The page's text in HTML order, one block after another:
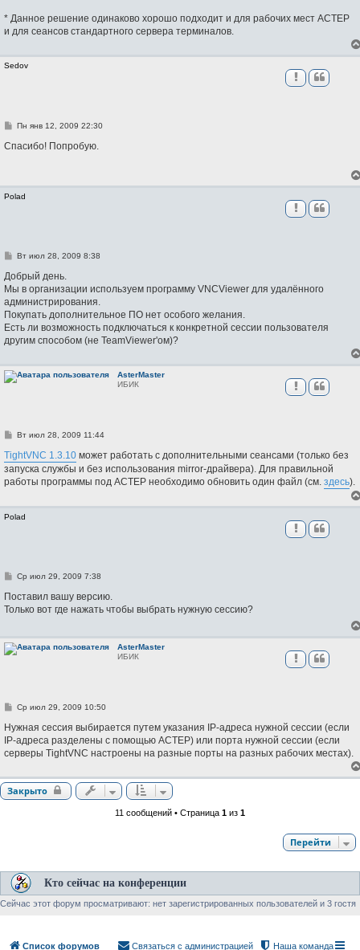
* Данное решение одинаково хорошо подходит и для рабочих мест АСТЕР
и для сеансов стандартного сервера терминалов.
Sedov
С
о
и
е
Пн янв 12, 2009 22:30
Спасибо! Попробую.
Polad
С
о
щ
е
н
е
Вт июл 28, 2009 8:38
Добрый день.
Мы в организации используем программу VNCViewer для удалённого
администрирования.
Покупать дополнительное ПО нет особого желания.
Есть ли возможность подключаться к конкретной сессии пользователя
другим способом (не TeamViewer'ом)?
AsterMaster
ИБИК
С
о
б
щ
е
Вт июл 28, 2009 11:44
TightVNC 1.3.10 может работать с дополнительными сеансами (только без
запуска службы и без использования mirror-драйвера). Для правильной
работы программы под АСТЕР необходимо обновить один файл (см. здесь).
Polad
С
о
щ
и
е
Ср июл 29, 2009 7:38
Поставил вашу версию.
Только вот где нажать чтобы выбрать нужную сессию?
AsterMaster
ИБИК
С
о
б
щ
е
е
Ср июл 29, 2009 10:50
Нужная сессия выбирается путем указания IP-адреса нужной сессии (если
IP-адреса разделены с помощью АСТЕР) или порта нужной сессии (если
серверы TightVNC настроены на разные порты на разных рабочих местах).
Закрыто
11 сообщений • Страница 1 из 1
Перейти
Кто сейчас на конференции
Сейчас этот форум просматривают: нет зарегистрированных пользователей и 3 гостя
Список форумов Наша команда
Связаться с администрацией